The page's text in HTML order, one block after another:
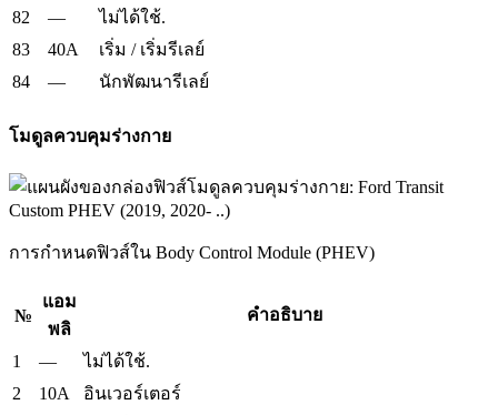
82
—
ไม่ได้ใช้.
83
40A
เริ่ม / เริ่มรีเลย์
84
— นักพัฒนารีเลย์
โมดูลควบคุมร่างกาย
การกำหนดฟิวส์ใน Body Control Module (PHEV)
№
แอม
พลิ
คำอธิบาย
1 —
ไม่ได้ใช้.
2
10A
อินเวอร์เตอร์